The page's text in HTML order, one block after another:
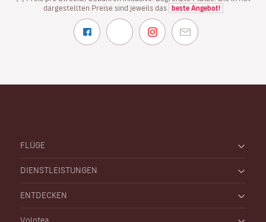
dargestellten Preise sind jeweils das
beste Angebot!
FLÜGE
DIENSTLEISTUNGEN
ENTDECKEN